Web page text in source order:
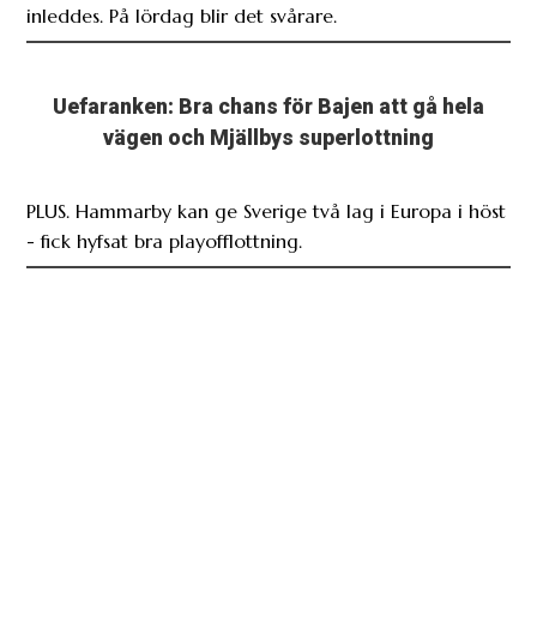
inleddes. På lördag blir det svårare.
Uefaranken: Bra chans för Bajen att gå hela
vägen och Mjällbys superlottning
PLUS. Hammarby kan ge Sverige två lag i Europa i höst
- fick hyfsat bra playofflottning.